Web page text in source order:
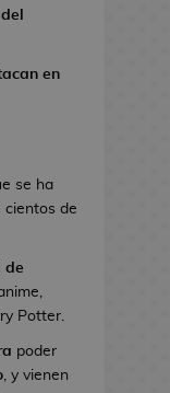
en
se ha
cientos de
de
Potter.
poder
, y vienen